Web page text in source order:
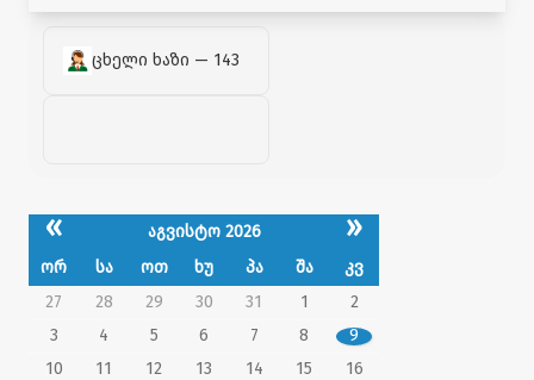
ცხელი ხაზი — 143
« აგვისტო 2026 »
ორ სა ოთ ხუ პა შა
კვ
27
28 29 30 31 1
2
3
4 5 6 7 8
9
10
11 12 13 14 15
16